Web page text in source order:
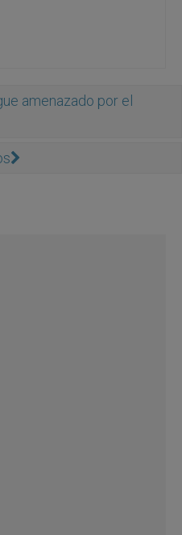
amenazado por el